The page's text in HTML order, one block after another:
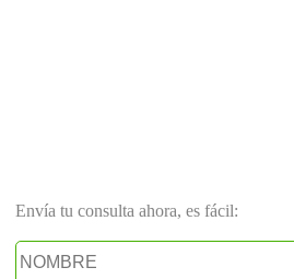
Envía tu consulta ahora, es fácil: